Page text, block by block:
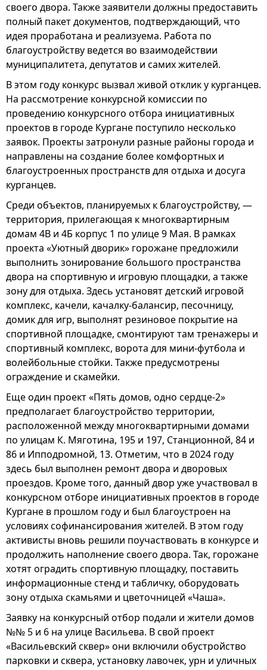
своего двора. Также заявители должны предоставить
полный пакет документов, подтверждающий, что
идея проработана и реализуема. Работа по
благоустройству ведется во взаимодействии
муниципалитета, депутатов и самих жителей.
В этом году конкурс вызвал живой отклик у курганцев.
На рассмотрение конкурсной комиссии по
проведению конкурсного отбора инициативных
проектов в городе Кургане поступило несколько
заявок. Проекты затронули разные районы города и
направлены на создание более комфортных и
благоустроенных пространств для отдыха и досуга
курганцев.
Среди объектов, планируемых к благоустройству, —
территория, прилегающая к многоквартирным
домам 4В и 4Б корпус 1 по улице 9 Мая. В рамках
проекта «Уютный дворик» горожане предложили
выполнить зонирование большого пространства
двора на спортивную и игровую площадки, а также
зону для отдыха. Здесь установят детский игровой
комплекс, качели, качалку-балансир, песочницу,
домик для игр, выполнят резиновое покрытие на
спортивной площадке, смонтируют там тренажеры и
спортивный комплекс, ворота для мини-футбола и
волейбольные стойки. Также предусмотрены
ограждение и скамейки.
Еще один проект «Пять домов, одно сердце-2»
предполагает благоустройство территории,
расположенной между многоквартирными домами
по улицам К. Мяготина, 195 и 197, Станционной, 84 и
86 и Ипподромной, 13. Отметим, что в 2024 году
здесь был выполнен ремонт двора и дворовых
проездов. Кроме того, данный двор уже участвовал в
конкурсном отборе инициативных проектов в городе
Кургане в прошлом году и был благоустроен на
условиях софинансирования жителей. В этом году
активисты вновь решили поучаствовать в конкурсе и
продолжить наполнение своего двора. Так, горожане
хотят оградить спортивную площадку, поставить
информационные стенд и табличку, оборудовать
зону отдыха скамьями и цветочницей «Чаша».
Заявку на конкурсный отбор подали и жители домов
№№ 5 и 6 на улице Васильева. В свой проект
«Васильевский сквер» они включили обустройство
парковки и сквера, установку лавочек, урн и уличных